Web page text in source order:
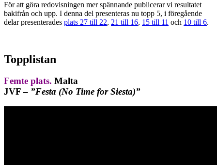
För att göra redovisningen mer spännande publicerar vi resultatet
bakifrån och upp. I denna del presenteras nu topp 5, i föregående
delar presenterades plats 27 till 22, 21 till 16, 15 till 11 och 10 till 6.
Topplistan
Femte plats. Malta
JVF – ”Festa (No Time for Siesta)”